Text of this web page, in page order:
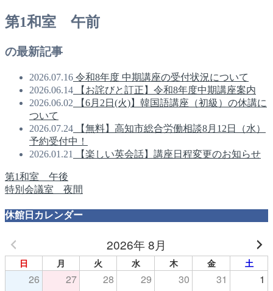
第1和室 午前
の最新記事
2026.07.16 令和8年度 中期講座の受付状況について
2026.06.14 【お詫びと訂正】令和8年度中期講座案内
2026.06.02 【6月2日(火)】韓国語講座（初級）の休講に
ついて
2026.07.24 【無料】高知市総合労働相談8月12日（水）
予約受付中！
2026.01.21
【楽しい英会話】講座日程変更のお知らせ
第1和室 午後
特別会議室 夜間
休館日カレンダー
2026年 8月
日 月 火 水 木 金 土
26 27 28 29 30 31 1